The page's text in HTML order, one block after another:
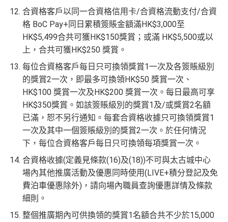
合資格客戶以同一合資格信用卡/合資格流動支付/合資
格 BoC Pay+同日累積簽賬金額滿HK$3,000至
HK$5,499合共可獲HK$150獎賞；或滿 HK$5,500或以
上，合共可獲HK$250 獎賞。
每位合資格客戶每日只可換領獎賞1一次及各簽賬級別
的獎賞2一次，即最多可換領HK$50 獎賞一次、
HK$100 獎賞一次及HK$200 獎賞一次。每日最高可享
HK$350獎賞。如該簽賬級別的獎賞1及/或獎賞2名額
已滿，恕不另行通知。每套合資格收據只可換領獎賞1
一次及其中一個簽賬級別的獎賞2一次。於任何情況
下，每位合資格客戶每日只可換領每項獎賞一次。
合資格收據(定義見條款(16)及(18))不可與太古城中心
場內其他推廣活動及優惠同時使用(LIVE+積分登記及免
費泊車優惠除外)，請向場內職員查詢優惠詳情及條款
細則。
整個推廣期內可供換領的獎賞1名額合共不少於15,000